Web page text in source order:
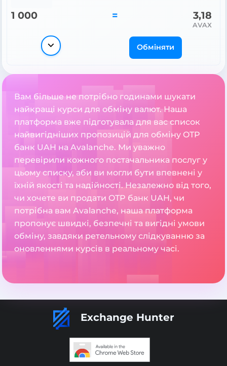
1 000 = 3,18
AVAX
Обміняти
Вам більше не потрібно годинами шукати
найкращі курси для обміну валют. Наша
платформа вже підготувала для вас список
найвигідніших пропозицій для обміну OTP
банк UAH на Avalanche. Ми уважно
перевірили кожного постачальника послуг у
цьому списку, аби ви могли бути впевнені у
їхній якості та надійності. Незалежно від того,
чи хочете ви продати OTP банк UAH, чи
потрібна вам Avalanche, наша платформа
пропонує швидкі, безпечні та вигідні умови
обміну, завдяки ретельному слідкуванню за
оновленнями курсів в реальному часі.
Exchange Hunter